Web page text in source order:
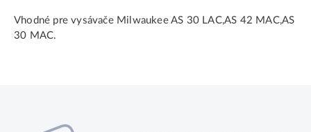
Vhodné pre vysávače Milwaukee AS 30 LAC,AS 42 MAC,AS
30 MAC.